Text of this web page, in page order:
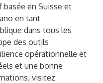
basée en Suisse et
en tant
dans tous les
des outils
opérationnelle et
et une bonne
visitez